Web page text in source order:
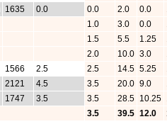
1635 0.0 0.0 2.0 0.0
1.0 3.0 0.0
1.5 5.5 1.25
2.0 10.0 3.0
1566 2.5 2.5 14.5 5.25
2121 4.5 3.5 20.0 9.0
1747 3.5 3.5 28.5 10.25
3.5 39.5 12.0